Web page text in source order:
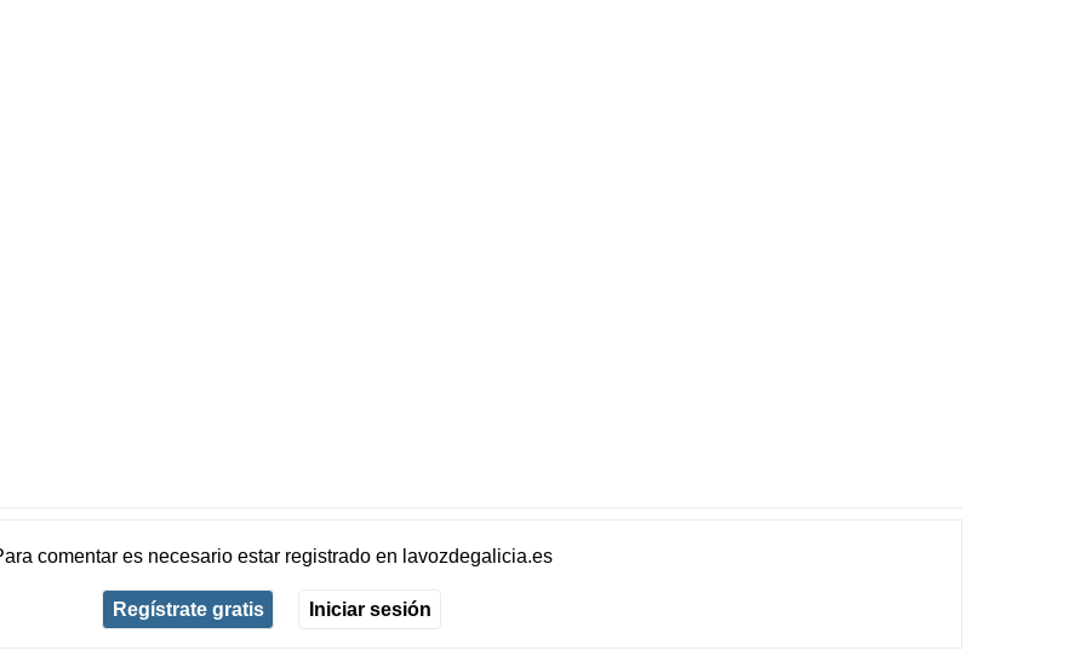
comentar es necesario estar registradoen lavozdegalicia.es
Regístrate gratis Iniciar sesión